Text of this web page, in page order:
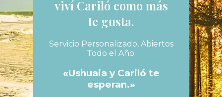
viví Cariló como más
te gusta.
Servicio Personalizado, Abiertos
Todo el Año.
«Ushuaia y Cariló te
esperan.»